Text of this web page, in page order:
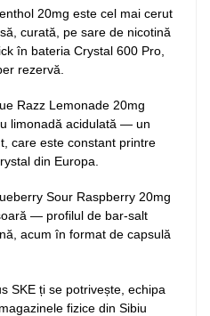
20mg este cel mai cerut
curată, pe sare de nicotină
în bateria Crystal 600 Pro,
rezervă.
Razz Lemonade 20mg
limonadă acidulată — un
care este constant printre
din Europa.
Sour Raspberry 20mg
— profilul de bar-salt
acum în format de capsulă
SKE ți se potrivește, echipa
fizice din Sibiu